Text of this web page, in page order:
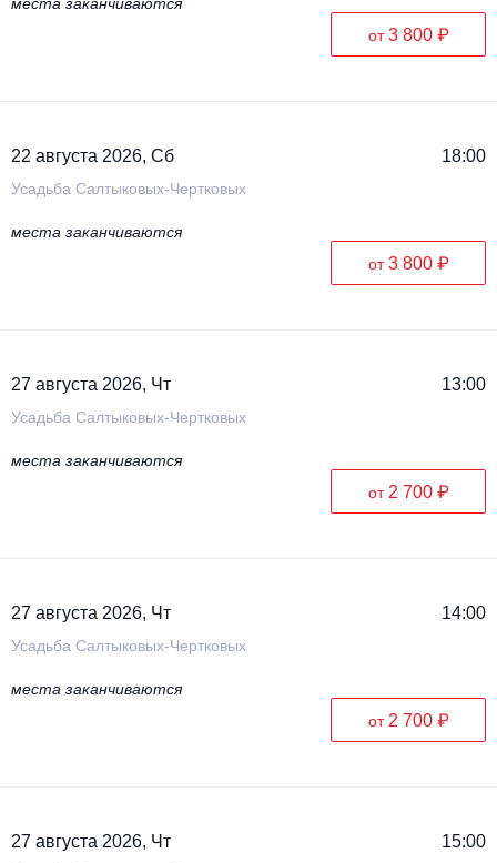
от3 800 ₽
22 августа 2026, Сб 18:00
Усадьба Салтыковых-Чертковых
места заканчиваются
от3 800 ₽
27 августа 2026, Чт 13:00
Усадьба Салтыковых-Чертковых
места заканчиваются
от 2 700 ₽
27 августа 2026, Чт 14:00
Усадьба Салтыковых-Чертковых
места заканчиваются
от 2 700 ₽
27 августа 2026, Чт 15:00